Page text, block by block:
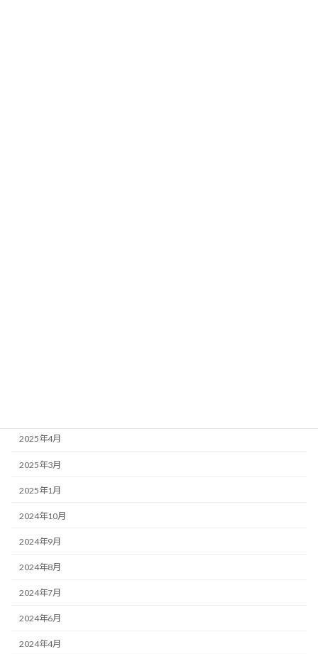
2025年4月
2025年3月
2025年1月
2024年10月
2024年9月
2024年8月
2024年7月
2024年6月
2024年4月